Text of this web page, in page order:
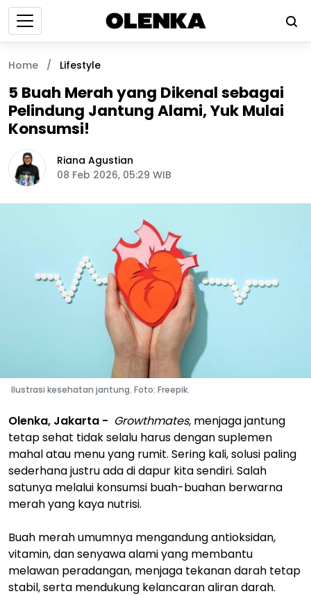
Home / Lifestyle
5 Buah Merah yang Dikenal sebagai
Pelindung Jantung Alami, Yuk Mulai
Konsumsi!
Riana Agustian
08 Feb 2026, 05:29 WIB
Ilustrasi kesehatan jantung. Foto: Freepik.
Olenka, Jakarta - Growthmates, menjaga jantung
tetap sehat tidak selalu harus dengan suplemen
mahal atau menu yang rumit. Sering kali, solusi paling
sederhana justru ada di dapur kita sendiri. Salah
satunya melalui konsumsi buah-buahan berwarna
merah yang kaya nutrisi.
Buah merah umumnya mengandung antioksidan,
vitamin, dan senyawa alami yang membantu
melawan peradangan, menjaga tekanan darah tetap
stabil, serta mendukung kelancaran aliran darah.